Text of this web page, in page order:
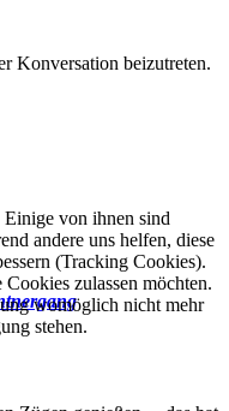
Konversation beizutreten.
von ihnen sind
andere uns helfen, diese
(Tracking Cookies).
zulassen möchten.
womöglich nicht mehr
stehen.